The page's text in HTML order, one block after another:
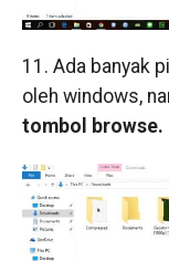
11. Ada banyak
oleh windows,
tombol browse.